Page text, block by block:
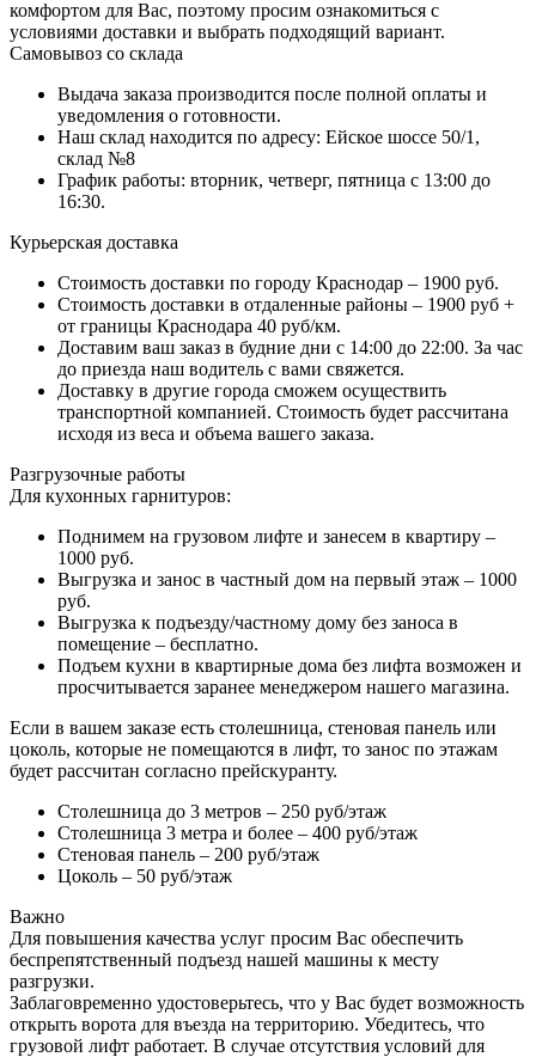
комфортом для Вас, поэтому просим ознакомиться с
условиями доставки и выбрать подходящий вариант.
Самовывоз со склада
Выдача заказа производится после полной оплаты и
уведомления о готовности.
Наш склад находится по адресу: Ейское шоссе 50/1,
склад №8
График работы: вторник, четверг, пятница с 13:00 до
16:30.
Курьерская доставка
Стоимость доставки по городу Краснодар – 1900 руб.
Стоимость доставки в отдаленные районы – 1900 руб +
от границы Краснодара 40 руб/км.
Доставим ваш заказ в будние дни с 14:00 до 22:00. За час
до приезда наш водитель с вами свяжется.
Доставку в другие города сможем осуществить
транспортной компанией. Стоимость будет рассчитана
исходя из веса и объема вашего заказа.
Разгрузочные работы
Для кухонных гарнитуров:
Поднимем на грузовом лифте и занесем в квартиру –
1000 руб.
Выгрузка и занос в частный дом на первый этаж – 1000
руб.
Выгрузка к подъезду/частному дому без заноса в
помещение – бесплатно.
Подъем кухни в квартирные дома без лифта возможен и
просчитывается заранее менеджером нашего магазина.
Если в вашем заказе есть столешница, стеновая панель или
цоколь, которые не помещаются в лифт, то занос по этажам
будет рассчитан согласно прейскуранту.
Столешница до 3 метров – 250 руб/этаж
Столешница 3 метра и более – 400 руб/этаж
Стеновая панель – 200 руб/этаж
Цоколь – 50 руб/этаж
Важно
Для повышения качества услуг просим Вас обеспечить
беспрепятственный подъезд нашей машины к месту
разгрузки.
Заблаговременно удостоверьтесь, что у Вас будет возможность
открыть ворота для въезда на территорию. Убедитесь, что
грузовой лифт работает. В случае отсутствия условий для